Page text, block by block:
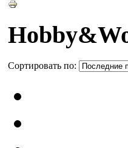
Сортировать по: